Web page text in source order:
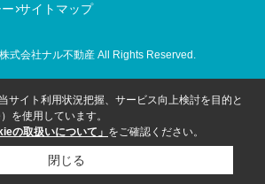
サイトマップ
式会社ナル不動産 All Rights Reserved.
サイト利用状況把握、サービス向上検討を目的と
を使用しています。
の取扱いについて」 をご確認ください。
閉じる